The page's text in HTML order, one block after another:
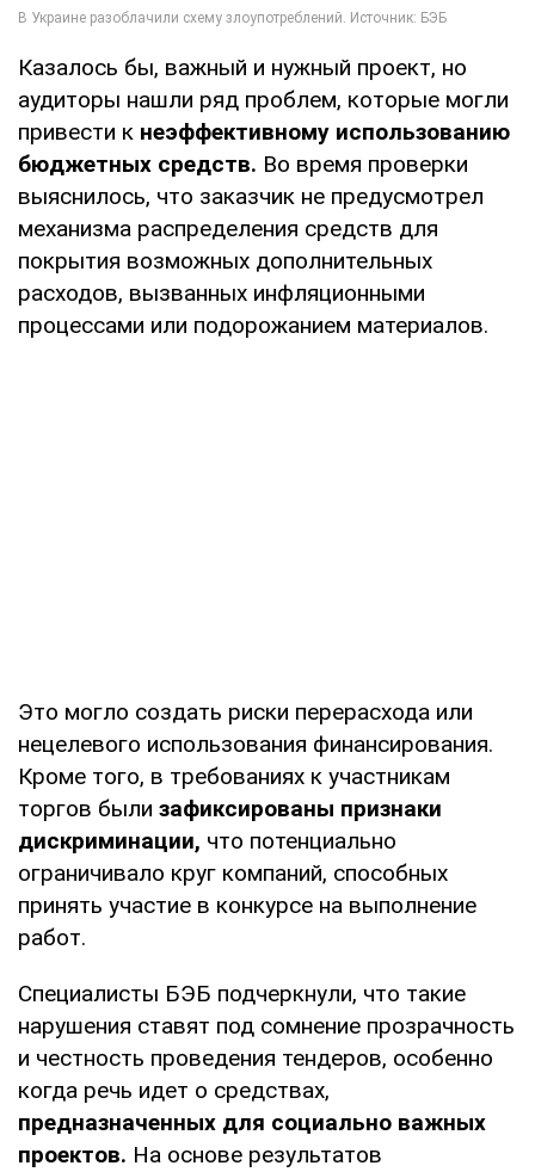
Казалось бы, важный и нужный проект, но
аудиторы нашли ряд проблем, которые могли
привести к неэффективному использованию
бюджетных средств. Во время проверки
выяснилось, что заказчик не предусмотрел
механизма распределения средств для
покрытия возможных дополнительных
расходов, вызванных инфляционными
процессами или подорожанием материалов.
Это могло создать риски перерасхода или
нецелевого использования финансирования.
Кроме того, в требованиях к участникам
торгов были зафиксированы признаки
дискриминации, что потенциально
ограничивало круг компаний, способных
принять участие в конкурсе на выполнение
работ.
Специалисты БЭБ подчеркнули, что такие
нарушения ставят под сомнение прозрачность
и честность проведения тендеров, особенно
когда речь идет о средствах,
предназначенных для социально важных
проектов. На основе результатов